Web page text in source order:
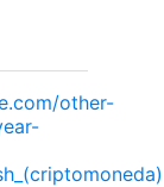
other-